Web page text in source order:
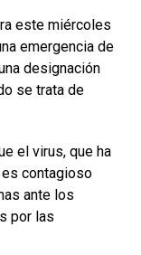
este miércoles
emergencia de
designación
se trata de
el virus, que ha
contagioso
ante los
por las